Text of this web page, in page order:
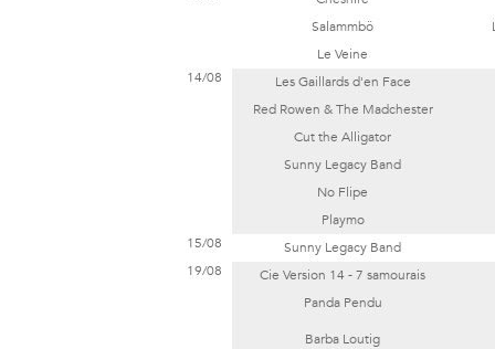
Salammbö
Le Veine
14/08
Les Gaillards d'en Face
Red Rowen & The Madchester
Cut the Alligator
Sunny Legacy Band
No Flipe
Playmo
15/08
Sunny Legacy Band
19/08
Cie Version 14 - 7 samourais
Panda Pendu
Barba Loutig